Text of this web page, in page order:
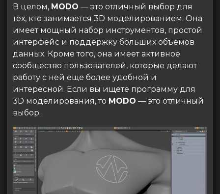
В целом, MODO — это отличный выбор для
тех, кто занимается 3D моделированием. Она
имеет мощный набор инструментов, простой
интерфейс и поддержку больших объемов
данных. Кроме того, она имеет активное
сообщество пользователей, которые делают
работу с ней еще более удобной и
интересной. Если вы ищете программу для
3D моделирования, то MODO — это отличный
выбор.